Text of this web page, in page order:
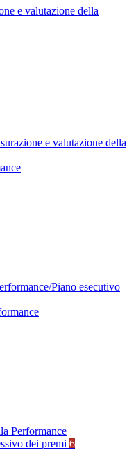
e valutazione della
e valutazione della
Piano esecutivo
Performance
dei premi 6